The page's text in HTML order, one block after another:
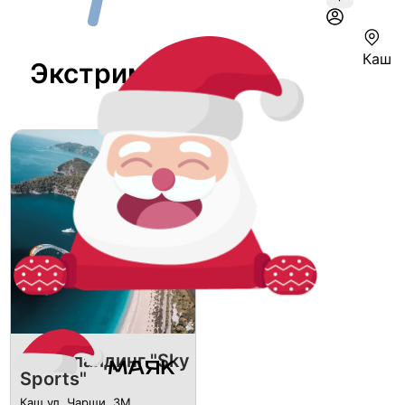
Каш
Экстрим В Каше
Параглайдинг "Sky
Sports"